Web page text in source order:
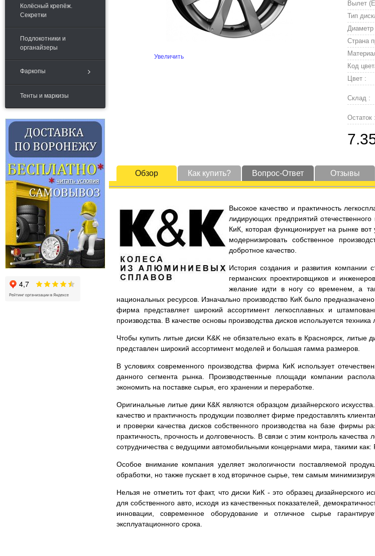
Колёсный крепёж.
Секретки
Подлокотники и
органайзеры
Фаркопы
Тенты и маркизы
Увеличить
Вылет
Тип
Диаметр
Страна
Код
Цвет :
Склад :
Остаток :
Обзор Как купить? Вопрос-Ответ Отзывы
Высокое качество и практичность
лидирующих предприятий
КиК, которая функционирует на рынке
модернизировать собственное
добротное качество.
История создания и развития компании
германских проектировщиков и
желание идти в ногу со временем, а
национальных ресурсов. Изначально производство КиК было
фирма представляет широкий ассортимент легкосплавных и
производства. В качестве основы производства дисков используется
Чтобы купить литые диски K&K не обязательно ехать в Красноярск,
представлен широкий ассортимент моделей и большая гамма размеров.
В условиях современного производства фирма КиК использует
данного сегмента рынка. Производственные площади компании
экономить на поставке сырья, его хранении и переработке.
Оригинальные литые дики К&К являются образцом дизайнерского
качество и практичность продукции позволяет фирме предоставлять
и проверки качества дисков собственного производства на базе фирмы
практичность, прочность и долговечность. В связи с этим контроль
сотрудничества с ведущими автомобильными концернами мира, такими как:
Особое внимание компания уделяет экологичности поставляемой
обработки, но также пускает в ход вторичное сырье, тем самым
Нельзя не отметить тот факт, что диски КиК - это образец дизайнерского
для собственного авто, исходя из качественных показателей,
инновации, современное оборудование и отличное сырье
эксплуатационного срока.